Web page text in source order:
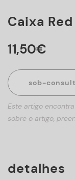
Caixa
11,50€
sob-
Este artigo
sobre o artigo,
detalhes